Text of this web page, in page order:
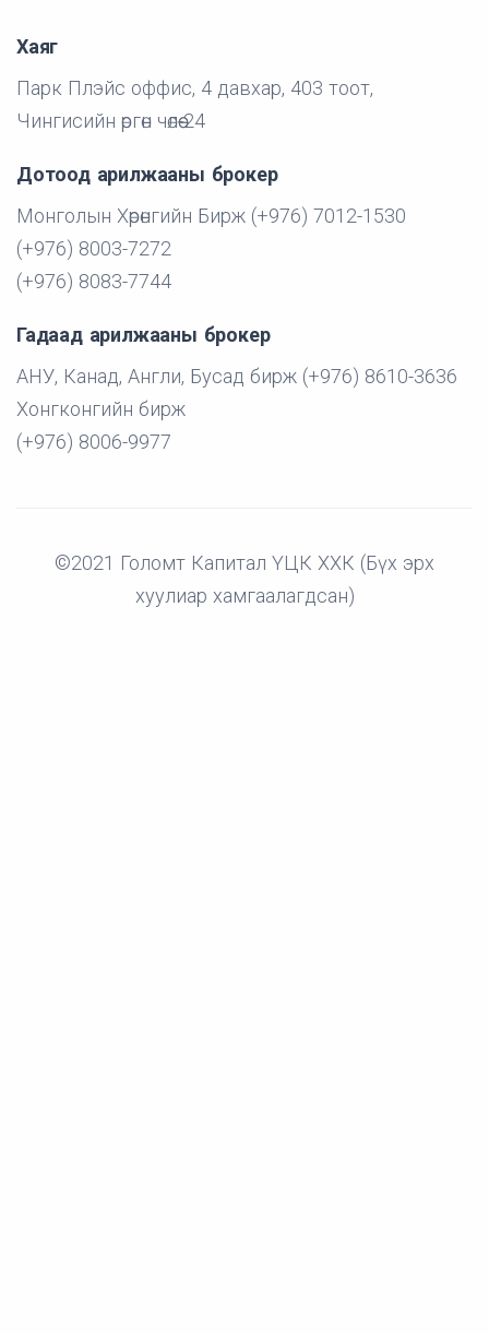
Хаяг
Парк Плэйс оффис, 4 давхар, 403 тоот,
Чингисийн өргөн чөлөө-24
Дотоод арилжааны брокер
Монголын Хөрөнгийн Бирж (+976) 7012-1530
(+976) 8003-7272
(+976) 8083-7744
Гадаад арилжааны брокер
АНУ, Канад, Англи, Бусад бирж (+976) 8610-3636
Хонгконгийн бирж
(+976) 8006-9977
©2021 Голомт Капитал ҮЦК ХХК (Бүх эрх
хуулиар хамгаалагдсан)